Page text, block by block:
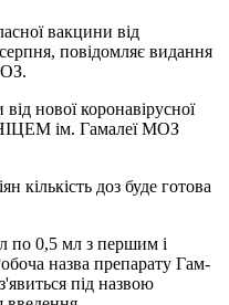
вакцини від
повідомляє видання
нової коронавірусної
НІЦЕМ ім. Гамалеї МОЗ
кількість доз буде готова
по 0,5 мл з першим і
назва препарату Гам-
під назвою